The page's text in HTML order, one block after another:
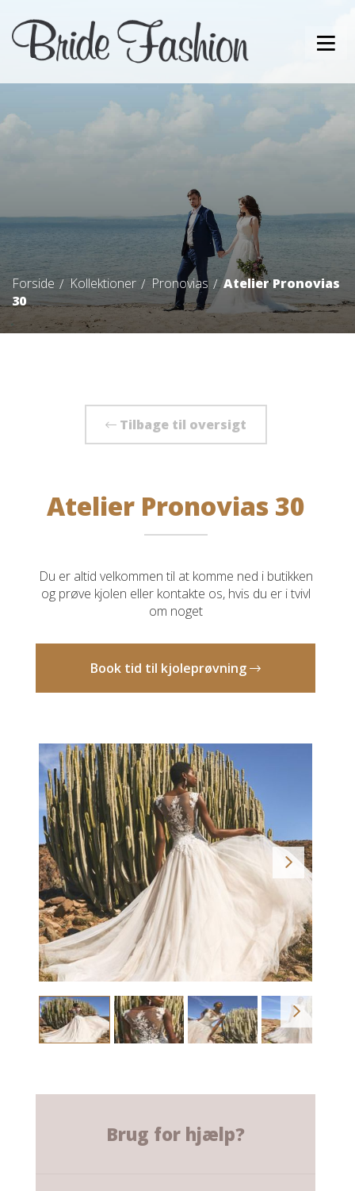
Forside Kollektioner Pronovias
Atelier Pronovias
30
Tilbage til oversigt
Atelier Pronovias 30
Du er altid velkommen til at komme ned i butikken
og prøve kjolen eller kontakte os, hvis du er i tvivl
om noget
Book tid til kjoleprøvning
Brug for hjælp?